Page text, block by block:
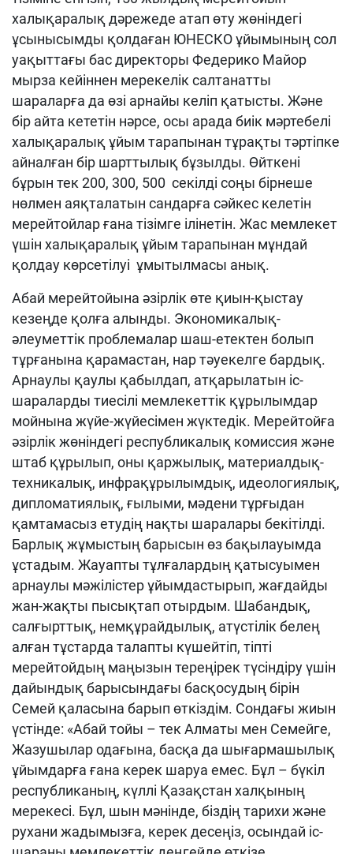
халықаралық дәрежеде атап өту жөніндегі
ұсынысымды қолдаған ЮНЕСКО ұйымының сол
уақыттағы бас директоры Федерико Майор
мырза кейіннен мерекелік салтанатты
шараларға да өзі арнайы келіп қатысты. Және
бір айта кететін нәрсе, осы арада биік мәртебелі
халықаралық ұйым тарапынан тұрақты тәртіпке
айналған бір шарттылық бұзылды. Өйткені
бұрын тек 200, 300, 500 секілді соңы бірнеше
нөлмен аяқталатын сандарға сәйкес келетін
мерейтойлар ғана тізімге ілінетін. Жас мемлекет
үшін халықаралық ұйым тарапынан мұндай
қолдау көрсетілуі ұмытылмасы анық.
Абай мерейтойына әзірлік өте қиын-қыстау
кезеңде қолға алынды. Экономикалық-
әлеуметтік проблемалар шаш-етектен болып
тұрғанына қарамастан, нар тәуекелге бардық.
Арнаулы қаулы қабылдап, атқарылатын іс-
шараларды тиесілі мемлекеттік құрылымдар
мойнына жүйе-жүйесімен жүктедік. Мерейтойға
әзірлік жөніндегі республикалық комиссия және
штаб құрылып, оны қаржылық, материалдық-
техникалық, инфрақұрылымдық, идеологиялық,
дипломатиялық, ғылыми, мәдени тұрғыдан
қамтамасыз етудің нақты шаралары бекітілді.
Барлық жұмыстың барысын өз бақылауымда
ұстадым. Жауапты тұлғалардың қатысуымен
арнаулы мәжілістер ұйымдастырып, жағдайды
жан-жақты пысықтап отырдым. Шабандық,
салғырттық, немқұрайдылық, атүстілік белең
алған тұстарда талапты күшейтіп, тіпті
мерейтойдың маңызын тереңірек түсіндіру үшін
дайындық барысындағы басқосудың бірін
Семей қаласына барып өткіздім. Сондағы жиын
үстінде: «Абай тойы – тек Алматы мен Семейге,
Жазушылар одағына, басқа да шығармашылық
ұйымдарға ғана керек шаруа емес. Бұл – бүкіл
республиканың, күллі Қазақстан халқының
мерекесі. Бұл, шын мәнінде, біздің тарихи және
рухани жадымызға, керек десеңіз, осындай іс-